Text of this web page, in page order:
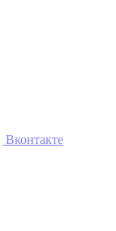
Вконтакте